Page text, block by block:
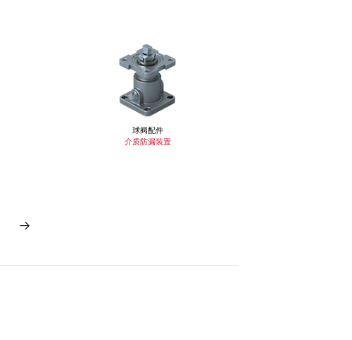
球阀配件
介质防漏装置